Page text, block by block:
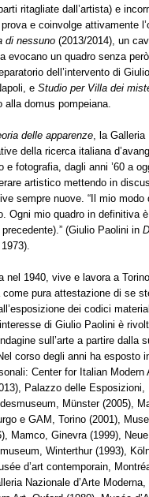
ritagliate dall’artista) e
e coinvolge attivamente
di nessuno (2013/2014), un
evocano un quadro senza
dell’intervento di
e Studio per Villa dei
domus pompeiana.
delle apparenze , la
della ricerca italiana
fotografia, dagli anni ’60 a
artistico mettendo in
sempre nuove. “Il mio
Ogni mio quadro in definitiva
(Giulio Paolini in
nel 1940, vive e lavora a
come pura attestazione di se
dei codici
di Giulio Paolini è
sull’arte a partire
corso degli anni ha esposto
Center for Italian Modern
Palazzo delle Esposizioni,
Münster (2005),
e GAM, Torino (2001),
Mamco, Ginevra (1999),
Winterthur (1993),
d’art contemporain,
Nazionale d’Arte